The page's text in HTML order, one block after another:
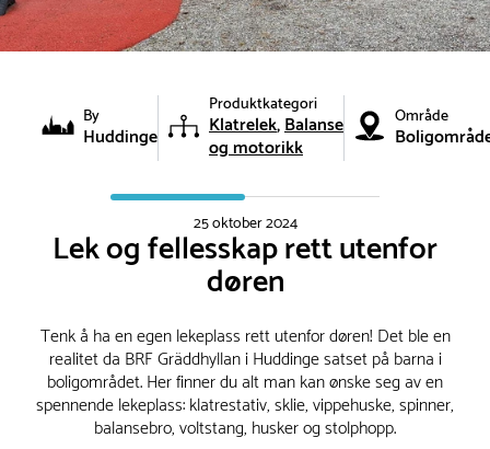
By
Huddinge
Produktkategori
Klatrelek Balanse
og motorikk
Område
25 oktober 2024
Lek og fellesskap rett utenfor
døren
Tenk å ha en egen lekeplass rett utenfor døren! Det ble en
realitet da BRF Gräddhyllan i Huddinge satset på barna i
boligområdet. Her finner du alt man kan ønske seg av en
spennende lekeplass: klatrestativ, sklie, vippehuske, spinner,
balansebro, voltstang, husker og stolphopp.